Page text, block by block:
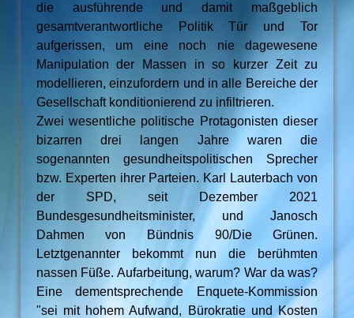
die ausführende und damit maßgeblich
gesamtverantwortliche Politik Tür und Tor
aufgerissen, um eine noch nie dagewesene
Manipulation der Massen in so kurzer Zeit zu
modellieren, einzufordern und in alle Bereiche der
Gesellschaft konditionierend zu infiltrieren.
Zwei wesentliche politische Protagonisten dieser
bizarren drei langen Jahre waren die
sogenannten gesundheitspolitischen Sprecher
bzw. Experten ihrer Parteien. Karl Lauterbach von
der SPD, seit Dezember 2021
Bundesgesundheitsminister, und Janosch
Dahmen von Bündnis 90/Die Grünen.
Letztgenannter bekommt nun die berühmten
nassen Füße. Aufarbeitung, warum? War da was?
Eine dementsprechende Enquete-Kommission
"sei mit hohem Aufwand, Bürokratie und Kosten